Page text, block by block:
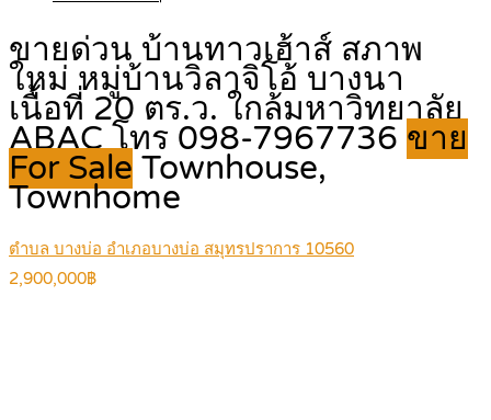
ขายด่วน บ้านทาวเฮ้าส์ สภาพ
ใหม่ หมู่บ้านวิลาจิโอ้ บางนา
เนื้อที่ 20 ตร.ว. ใกล้มหาวิทยาลัย
ABAC โทร 098-7967736 ขาย
For Sale Townhouse,
Townhome
ตำบล บางบ่อ อำเภอบางบ่อ สมุทรปราการ 10560
2,900,000฿